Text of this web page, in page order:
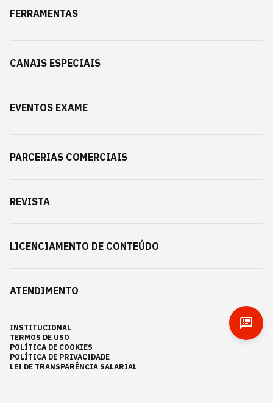
FERRAMENTAS
CANAIS ESPECIAIS
EVENTOS EXAME
PARCERIAS COMERCIAIS
REVISTA
LICENCIAMENTO DE CONTEÚDO
ATENDIMENTO
INSTITUCIONAL
TERMOS DE USO
POLÍTICA DE COOKIES
POLÍTICA DE PRIVACIDADE
LEI DE TRANSPARÊNCIA SALARIAL